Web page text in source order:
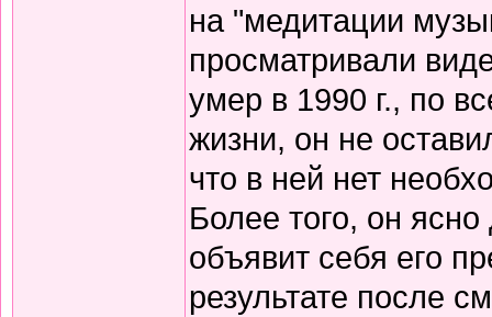
на "медитации
просматривали
умер в 1990 г., по
жизни, он не
что в ней нет
Более того, он
объявит себя его
результате после